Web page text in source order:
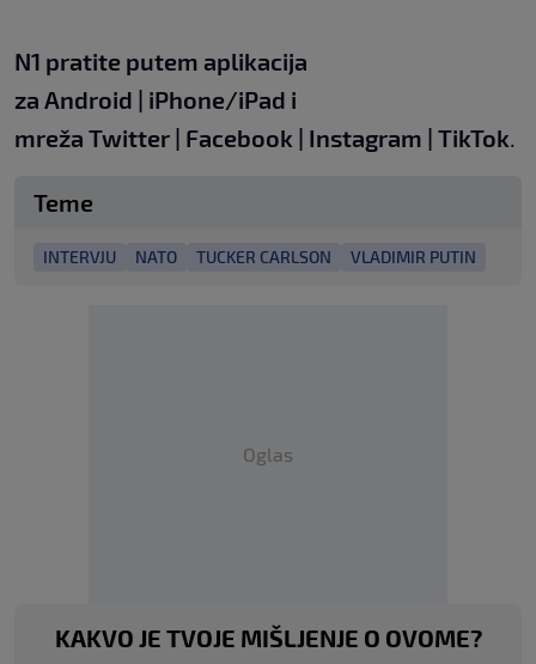
N1 pratite putem aplikacija
za Android | iPhone/iPad i
mreža Twitter | Facebook | Instagram | TikTok
Teme
INTERVJU NATO TUCKER CARLSON VLADIMIR PUTIN
Oglas
KAKVO JE TVOJE MIŠLJENJE O OVOME?